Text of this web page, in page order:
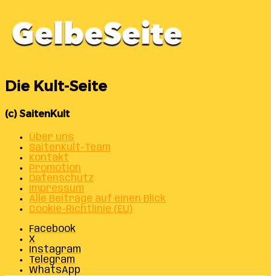
Die Kult-Seite
(c) SaitenKult
Über uns
SaitenKult-Team
Kontakt
Promotion
Datenschutz
Impressum
Alle Beiträge auf einen Blick
Cookie-Richtlinie (EU)
Facebook
X
Instagram
Telegram
WhatsApp